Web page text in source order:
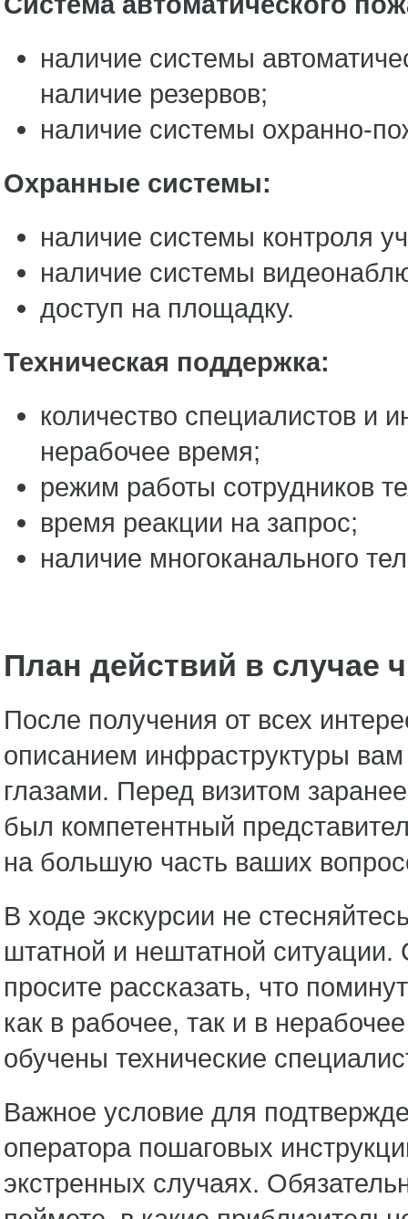
наличие системы
наличие резервов;
наличие системы охранно-
Охранные системы:
наличие системы контроля
наличие системы
доступ на площадку.
Техническая поддержка:
количество специалистов и
нерабочее время;
режим работы
время реакции на
наличие многоканального
План действий в случае
После получения от всех
описанием инфраструктуры
глазами. Перед визитом
был компетентный
на большую часть ваших
В ходе экскурсии не
штатной и нештатной
просите рассказать, что
как в рабочее, так и в
обучены технические
Важное условие для
оператора пошаговых
экстренных случаях.